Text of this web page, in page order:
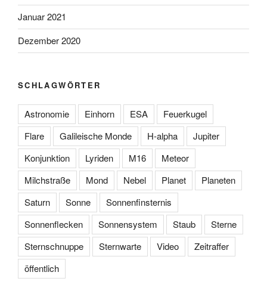
Januar 2021
Dezember 2020
SCHLAGWÖRTER
Astronomie Einhorn ESA
Feuerkugel
Flare
Galileische Monde H-alpha
Jupiter
Konjunktion
Lyriden M16
Meteor
Milchstraße
Mond Nebel Planet
Planeten
Saturn
Sonne
Sonnenfinsternis
Sonnenflecken
Sonnensystem Staub
Sterne
Sternschnuppe
Sternwarte Video
Zeitraffer
öffentlich